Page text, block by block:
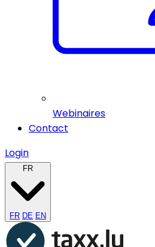
Webinaires
Contact
Login
FR
FR DE EN